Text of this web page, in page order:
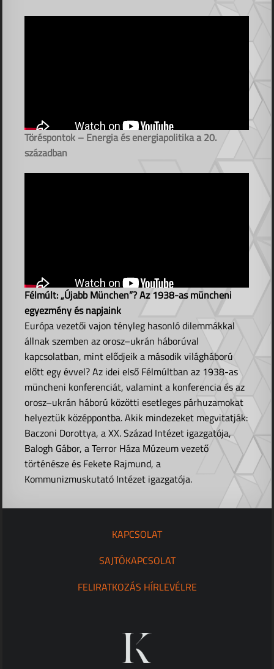
Töréspontok – Energia és energiapolitika a 20.
században
Félmúlt: „Újabb München”? Az 1938-as müncheni
egyezmény és napjaink
Európa vezetői vajon tényleg hasonló dilemmákkal
állnak szemben az orosz–ukrán háborúval
kapcsolatban, mint elődjeik a második világháború
előtt egy évvel? Az idei első Félmúltban az 1938-as
müncheni konferenciát, valamint a konferencia és az
orosz–ukrán háború közötti esetleges párhuzamokat
helyeztük középpontba. Akik mindezeket megvitatják:
Baczoni Dorottya, a XX. Század Intézet igazgatója,
Balogh Gábor, a Terror Háza Múzeum vezető
történésze és Fekete Rajmund, a
Kommunizmuskutató Intézet igazgatója.
KAPCSOLAT
SAJTÓKAPCSOLAT
FELIRATKOZÁS HÍRLEVÉLRE